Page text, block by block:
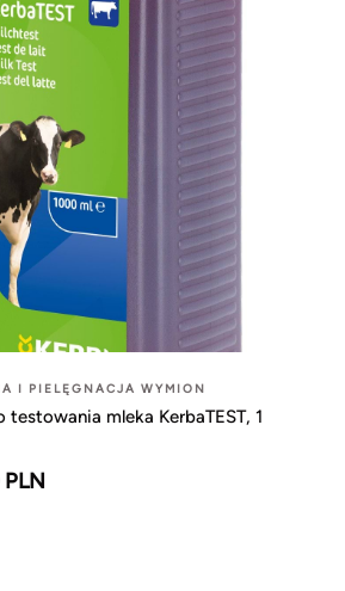
I PIELĘGNACJA WYMION
testowania mleka KerbaTEST, 1